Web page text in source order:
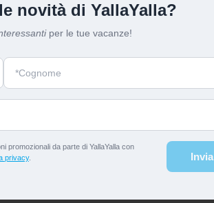
novità di YallaYalla?
per le tue vacanze!
promozionali da parte di YallaYalla con
privacy. Invia